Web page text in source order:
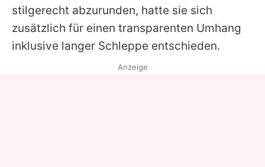
stilgerecht abzurunden, hatte sie sich
zusätzlich für einen transparenten Umhang
inklusive langer Schleppe entschieden.
Anzeige